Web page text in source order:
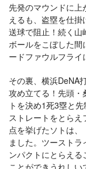
先発のマウンドに
えるも、盗塁を仕
送球で阻止！続く
ボールをこぼした
ードファウルフライ
その裏、横浜DeNA
攻め立てる！先頭・
トを決め1死3塁と
ストレートをとら
点を挙げたソトは
ました。ツースト
ンパクトにとらえ
ことができうれし